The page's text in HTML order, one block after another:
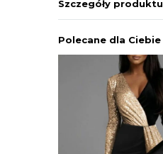
Szczegóły produktu
Polecane dla Ciebie